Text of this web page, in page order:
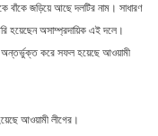
বাঁকে জড়িয়ে আছে দলটির নাম। সাধারণ
হয়েছেন অসাম্প্রদায়িক এই দলে।
অন্তর্ভুক্ত করে সফল হয়েছে আওয়ামী
আওয়ামী লীগের।